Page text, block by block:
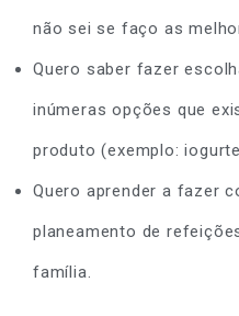
não sei se faço as
Quero saber fazer
inúmeras opções que
produto (exemplo:
Quero aprender a fazer
planeamento de
família.